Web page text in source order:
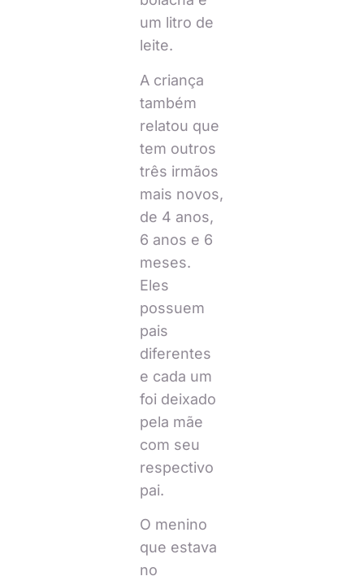
um litro de
leite.
A criança
também
relatou que
tem outros
três irmãos
mais novos,
de 4 anos,
6 anos e 6
meses.
Eles
possuem
pais
diferentes
e cada um
foi deixado
pela mãe
com seu
respectivo
pai.
O menino
que estava
no